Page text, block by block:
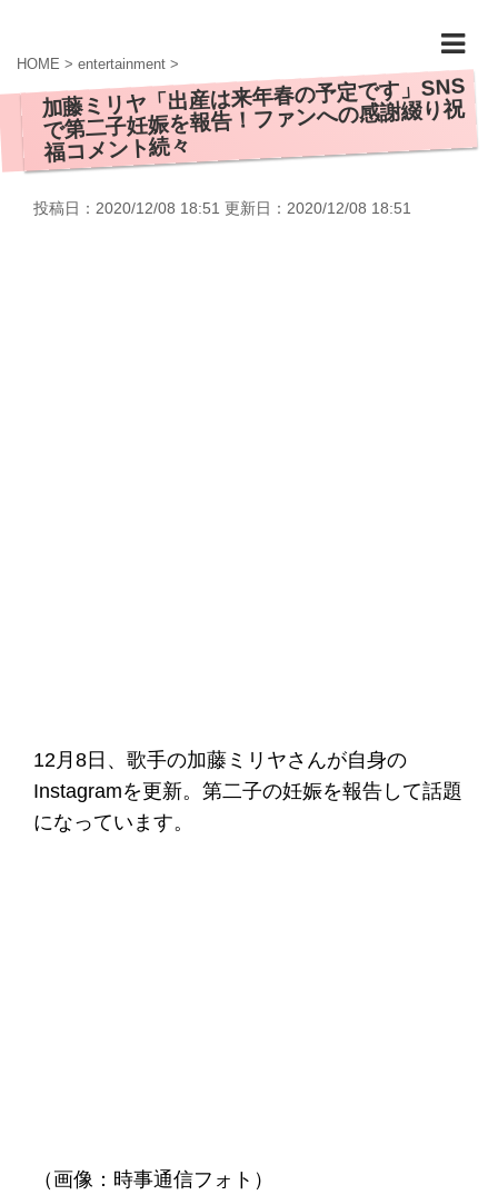
HOME > entertainment >
加藤ミリヤ「出産は来年春の予定です」SNS
で第二子妊娠を報告！ファンへの感謝綴り祝
福コメント続々
投稿日：2020/12/08 18:51 更新日： 2020/12/08 18:51
12月8日、歌手の加藤ミリヤさんが自身の
Instagramを更新。第二子の妊娠を報告して話題
になっています。
（画像：時事通信フォト）